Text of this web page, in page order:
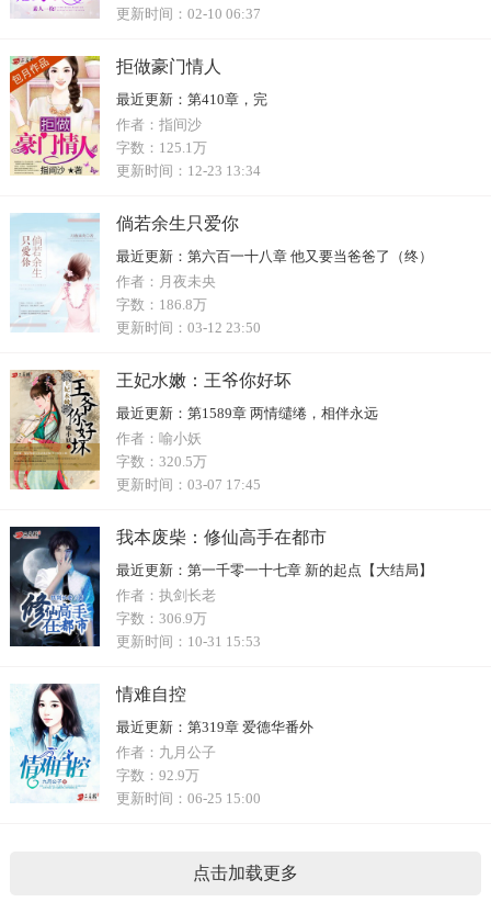
更新时间： 02-10 06:37
拒做豪门情人
最近更新： 第410章，完
作者： 指间沙
字数： 125.1万
更新时间： 12-23 13:34
倘若余生只爱你
最近更新： 第六百一十八章 他又要当爸爸了（终）
作者： 月夜未央
字数： 186.8万
更新时间： 03-12 23:50
王妃水嫩：王爷你好坏
最近更新： 第1589章 两情缱绻，相伴永远
作者： 喻小妖
字数： 320.5万
更新时间： 03-07 17:45
我本废柴：修仙高手在都市
最近更新： 第一千零一十七章 新的起点【大结局】
作者： 执剑长老
字数： 306.9万
更新时间： 10-31 15:53
情难自控
最近更新： 第319章 爱德华番外
作者： 九月公子
字数： 92.9万
更新时间： 06-25 15:00
点击加载更多